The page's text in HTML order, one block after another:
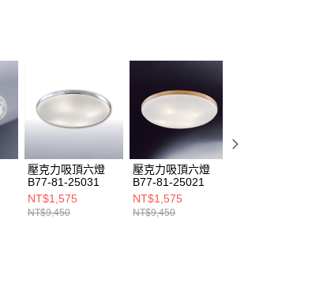
理事宜，請瀏覽以下網址：
者請事先徵得法定代理人或監護人之同意方可使用
」，若未經同意申辦者引起之損失，本公司不負相關責
享後付」時，將依據個別帳號之用戶狀況，依本公司
之上限額度；若仍有額度不足之情形，本公司將視審查
份認證。
個帳號或使用他人資訊註冊。若發現惡意使用之情
限公司將有權停止該用戶之使用額度並採取法律行
壓克力吸頂六燈
B77-81-25031
NT$1,575
NT$9,450
壓克力吸頂六燈
B77-81-25021
NT$1,575
NT$9,450